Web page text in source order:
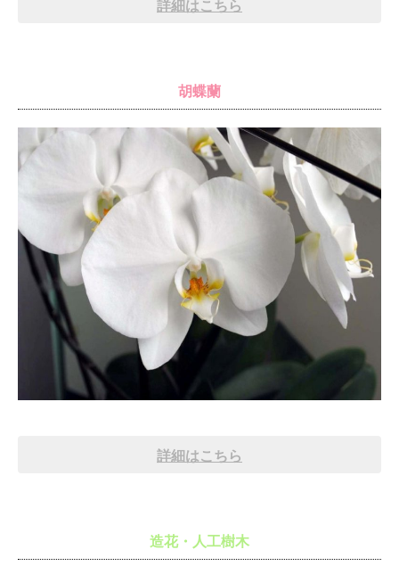
詳細はこちら
胡蝶蘭
詳細はこちら
造花・人工樹木